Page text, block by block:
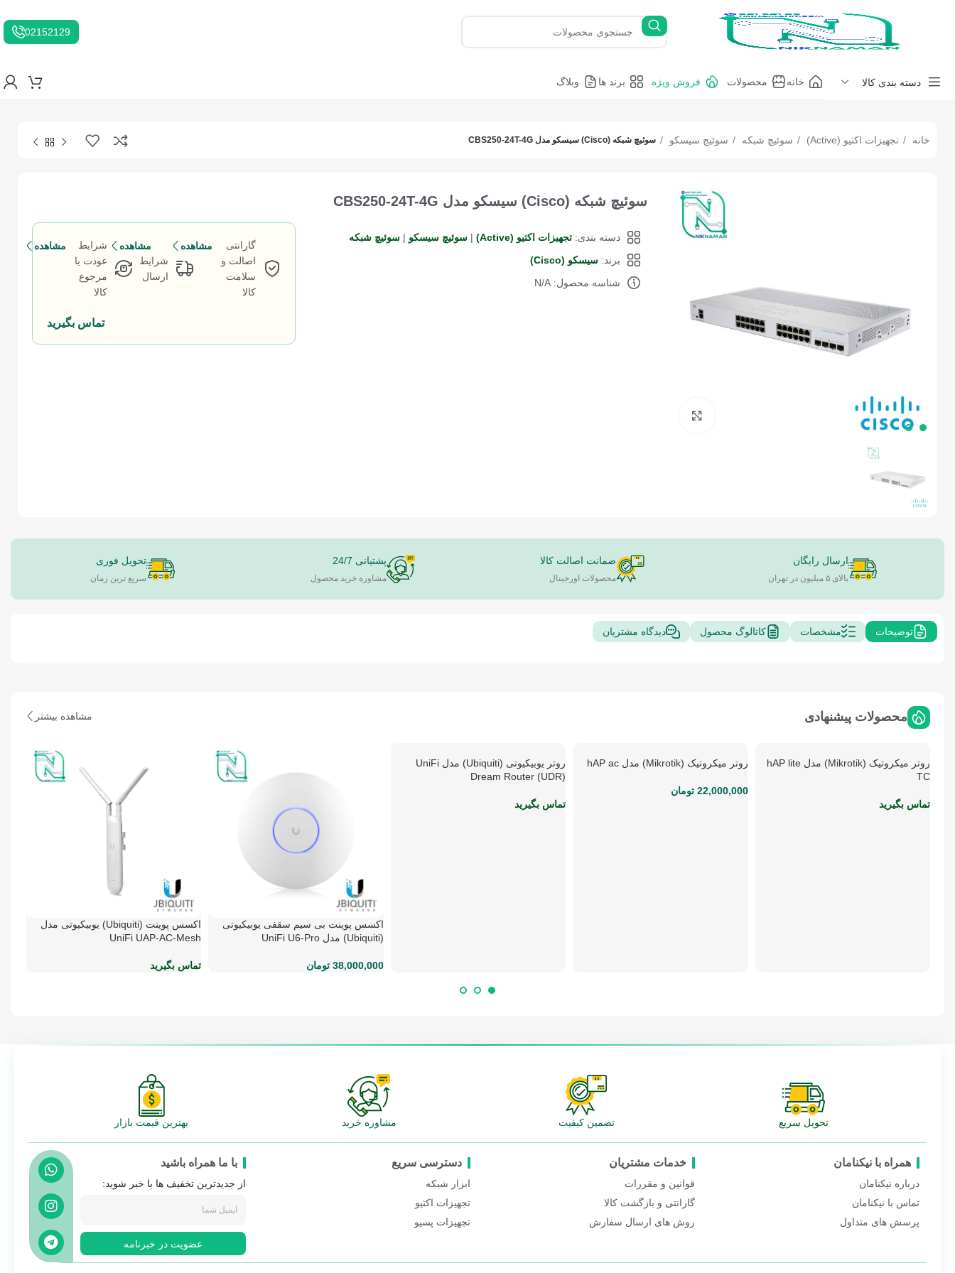
02152129
دسته بندی کالا خانه محصولات فروش ویژه برند ها وبلاگ
خانه تجهیزات اکتیو (Active) سوئیچ شبکه سوئیچ سیسکو سوئیچ شبکه (Cisco) سیسکو مدل CBS250-24T-4G
سوئیچ شبکه (Cisco) سیسکو مدل CBS250-24T-4G
دسته بندی: تجهیزات اکتیو (Active) | سوئیچ سیسکو | سوئیچ شبکه
برند: سیسکو (Cisco)
شناسه محصول: N/A
گارانتی
اصالت و
سلامت
کالا
مشاهده
شرایط
ارسال
مشاهده
شرایط
عودت یا
مرجوع
کالا
مشاهده
تماس بگیرید
ارسال رایگان
بالای ۵ میلیون در تهران
ضمانت اصالت کالا
محصولات اورجینال
پشتیانی 24/7
مشاوره خرید محصول
تحویل فوری
سریع ترین زمان
توضیحات مشخصات کاتالوگ محصول دیدگاه مشتریان
محصولات پیشنهادی مشاهده بیشتر
اطلاعات بیشتر
روتر میکروتیک (Mikrotik) مدل hAP lite
TC
تماس بگیرید
افزودن به سبد خرید
روتر میکروتیک (Mikrotik) مدل hAP ac
22,000,000 تومان
اطلاعات بیشتر
روتر یوبیکیوتی (Ubiquiti) مدل UniFi
Dream Router (UDR)
تماس بگیرید
افزودن به سبد خرید
اکسس پوینت بی سیم سقفی یوبیکیوتی
(Ubiquiti) مدل UniFi U6-Pro
38,000,000 تومان
اطلاعات بیشتر
اکسس پوینت (Ubiquiti) یوبیکیوتی مدل
UniFi UAP-AC-Mesh
تماس بگیرید
تحویل سریع تضمین کیفیت مشاوره خرید بهترین قیمت بازار
همراه با نیکنامان
درباره نیکنامان
تماس با نیکنامان
پرسش های متداول
خدمات مشتریان
قوانین و مقررات
گارانتی و بازگشت کالا
روش های ارسال سفارش
دسترسی سریع
ابزار شبکه
تجهیزات اکتیو
تجهیزات پسیو
با ما همراه باشید
از جدیدترین تخفیف ها با خبر شوید:
عضویت در خبرنامه